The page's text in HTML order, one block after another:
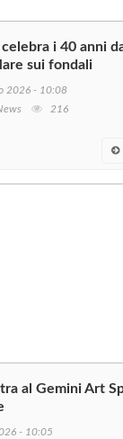
celebra i 40 anni
sui fondali
2026 - 10:08
216
al Gemini Art
- 10:05